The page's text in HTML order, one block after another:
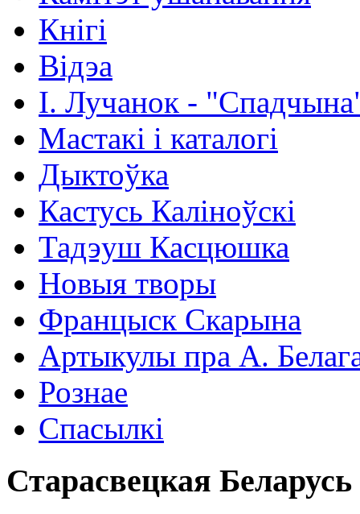
Кнігі
Відэа
І. Лучанок -
Мастакі i каталогi
Дыктоўка
Кастусь Каліноўскі
Тадэуш Касцюшка
Новыя творы
Францыск Скарына
Артыкулы пра А.
Рознае
Спасылкі
Старасвецкая Беларусь